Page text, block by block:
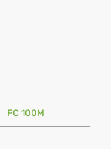
FC 100M